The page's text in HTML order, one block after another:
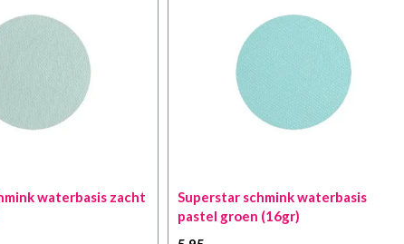
waterbasis zacht
Superstar schmink waterbasis
pastel groen (16gr)